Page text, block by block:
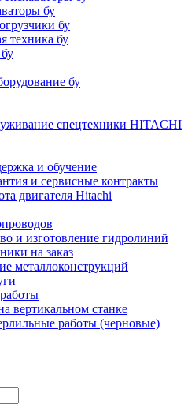
бу
бу
техника бу
бу
спецтехники HITACHI
и обучение
и сервисные контракты
двигателя Hitachi
и изготовление гидролиний
на заказ
металлоконструкций
вертикальном станке
работы (черновые)